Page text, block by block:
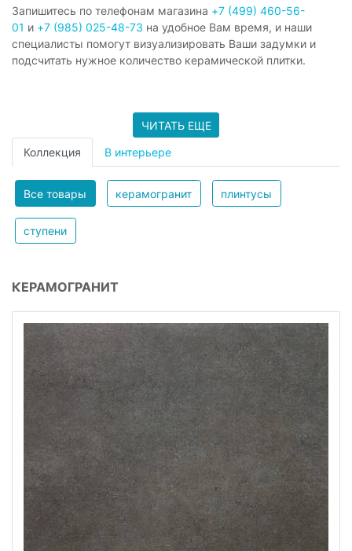
Запишитесь по телефонам магазина +7 (499) 460-56-
01 и +7 (985) 025-48-73 на удобное Вам время, и наши
специалисты помогут визуализировать Ваши задумки и
подсчитать нужное количество керамической плитки.
ЧИТАТЬ ЕЩЕ
Коллекция В интерьере
Все товары керамогранит плинтусы
ступени
КЕРАМОГРАНИТ